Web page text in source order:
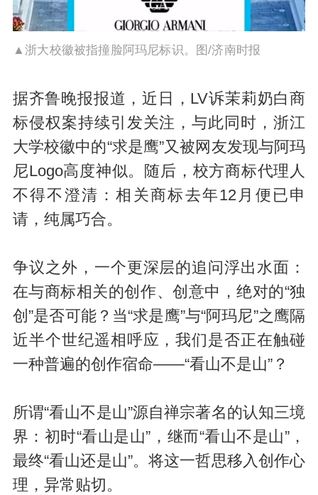
▲浙大校徽被指撞脸阿玛尼标识。图/济南时报
据齐鲁晚报报道，近日，LV诉茉莉奶白商
标侵权案持续引发关注，与此同时，浙江
大学校徽中的“求是鹰”又被网友发现与阿玛
尼Logo高度神似。随后，校方商标代理人
不得不澄清：相关商标去年12月便已申
请，纯属巧合。
争议之外，一个更深层的追问浮出水面：
在与商标相关的创作、创意中，绝对的“独
创”是否可能？当“求是鹰”与“阿玛尼”之鹰隔
近半个世纪遥相呼应，我们是否正在触碰
一种普遍的创作宿命——“看山不是山”？
所谓“看山不是山”源自禅宗著名的认知三境
界：初时“看山是山”，继而“看山不是山”，
最终“看山还是山”。将这一哲思移入创作心
理，异常贴切。